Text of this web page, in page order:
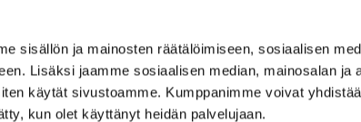
sisällön ja mainosten räätälöimiseen, sosiaalisen
Lisäksi jaamme sosiaalisen median, mainosalan ja
käytät sivustoamme. Kumppanimme voivat
kun olet käyttänyt heidän palvelujaan.